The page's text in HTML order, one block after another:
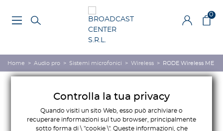
0
Home > Audio pro > Sistemi microfonici > Wireless > RODE Wireless ME
Controlla la tua privacy
Quando visiti un sito Web, esso può archiviare o
recuperare informazioni sul tuo browser, principalmente
sotto forma di \ "cookie \". Queste informazioni, che